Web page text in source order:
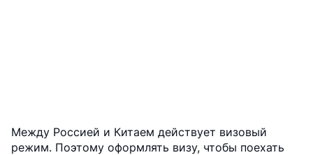
Между Россией и Китаем действует визовый
режим. Поэтому оформлять визу, чтобы поехать